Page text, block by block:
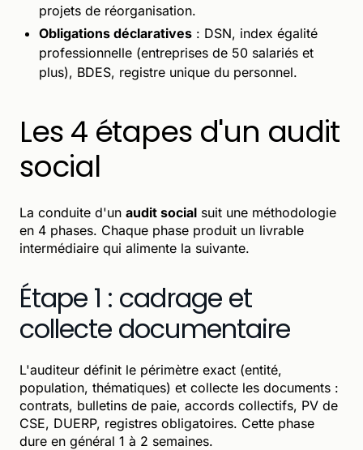
projets de réorganisation.
Obligations déclaratives : DSN, index égalité
professionnelle (entreprises de 50 salariés et
plus), BDES, registre unique du personnel.
Les 4 étapes d'un audit
social
La conduite d'un audit social suit une méthodologie
en 4 phases. Chaque phase produit un livrable
intermédiaire qui alimente la suivante.
Étape 1 : cadrage et
collecte documentaire
L'auditeur définit le périmètre exact (entité,
population, thématiques) et collecte les documents :
contrats, bulletins de paie, accords collectifs, PV de
CSE, DUERP, registres obligatoires. Cette phase
dure en général 1 à 2 semaines.